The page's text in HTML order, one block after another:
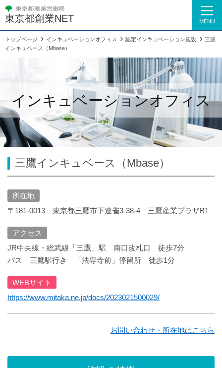
東京都創業NET MENU
トップページ インキュベーションオフィス 認定インキュベーション施設
三鷹
インキュベース（Mbase）
インキュベーションオフィス
三鷹インキュベース（Mbase）
所在地
〒181-0013 東京都三鷹市下連雀3-38-4 三鷹産業プラザB1
アクセス
JR中央線・総武線「三鷹」駅 南口改札口 徒歩7分
バス 三鷹駅行き 「法専寺前」停留所 徒歩1分
WEBサイト
https://www.mitaka.ne.jp/docs/2023021500029/
お問い合わせ・所在地はこちら